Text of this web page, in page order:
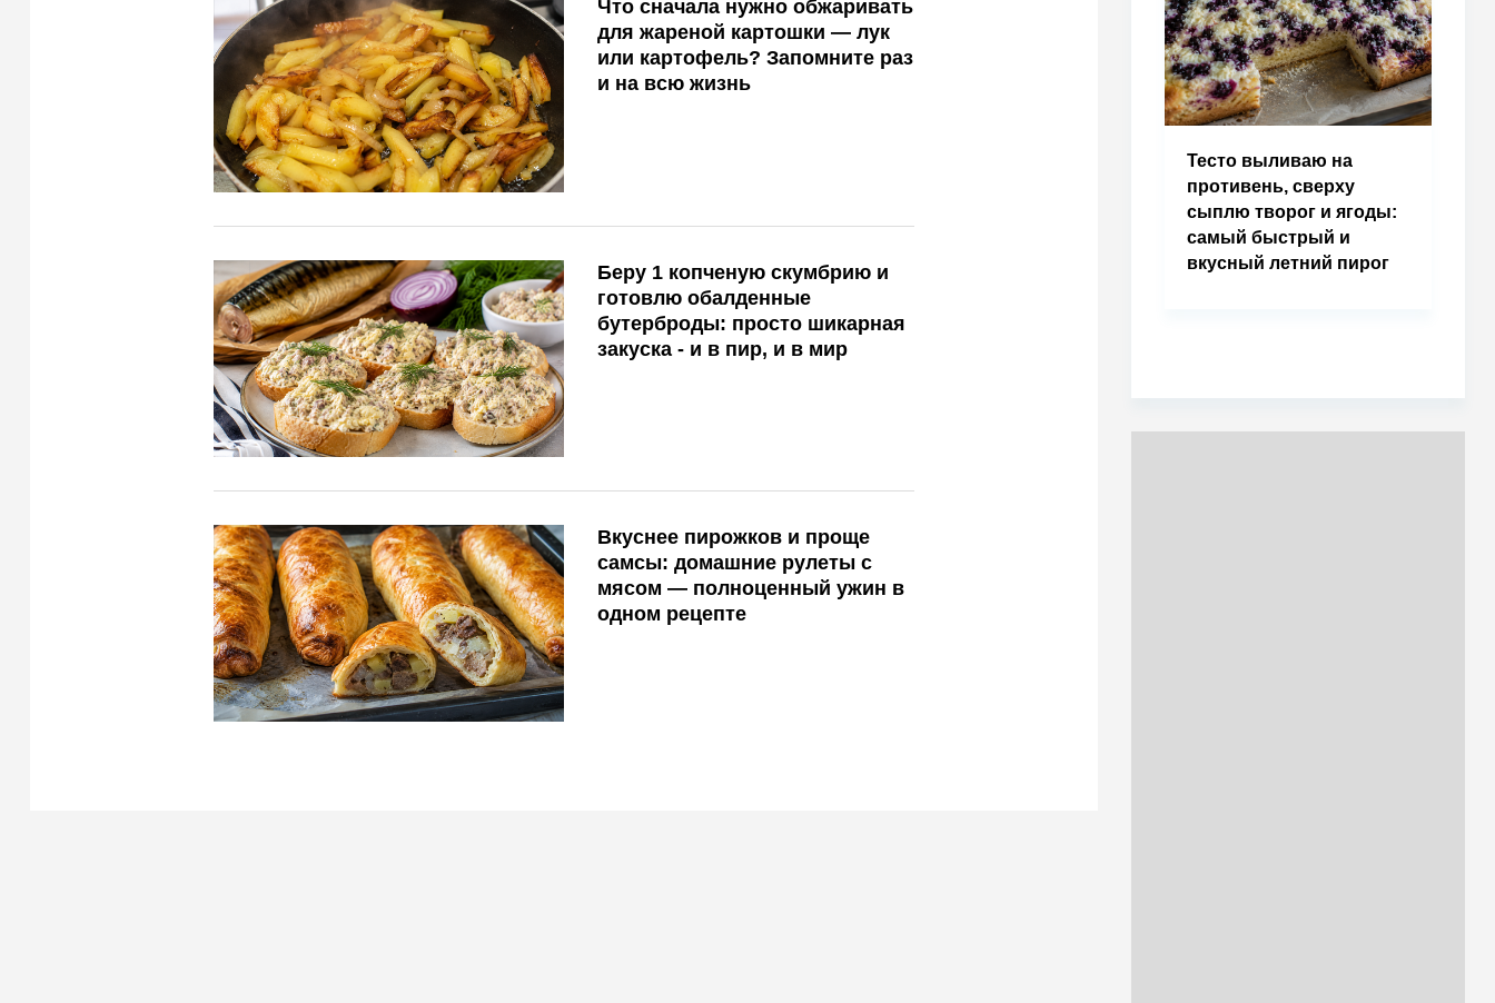
Что сначала нужно обжаривать
для жареной картошки — лук
или картофель? Запомните раз
и на всю жизнь
Беру 1 копченую скумбрию и
готовлю обалденные
бутерброды: просто шикарная
закуска - и в пир, и в мир
Вкуснее пирожков и проще
самсы: домашние рулеты с
мясом — полноценный ужин в
одном рецепте
Тесто выливаю на
противень, сверху
сыплю творог и ягоды:
самый быстрый и
вкусный летний пирог